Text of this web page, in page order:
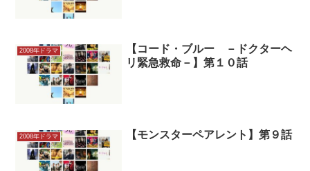
2008年ドラマ
【コード・ブルー －ドクターヘ
リ緊急救命－】第１０話
2008年ドラマ 【モンスターペアレント】第９話